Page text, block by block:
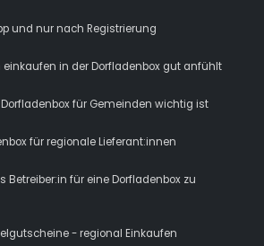
und nur nach Registrierung
einkaufen in der Dorfladenbox gut anfühlt
für Gemeinden wichtig ist
für regionale Lieferant:innen
Betreiber:in für eine Dorfladenbox zu
- regional Einkaufen